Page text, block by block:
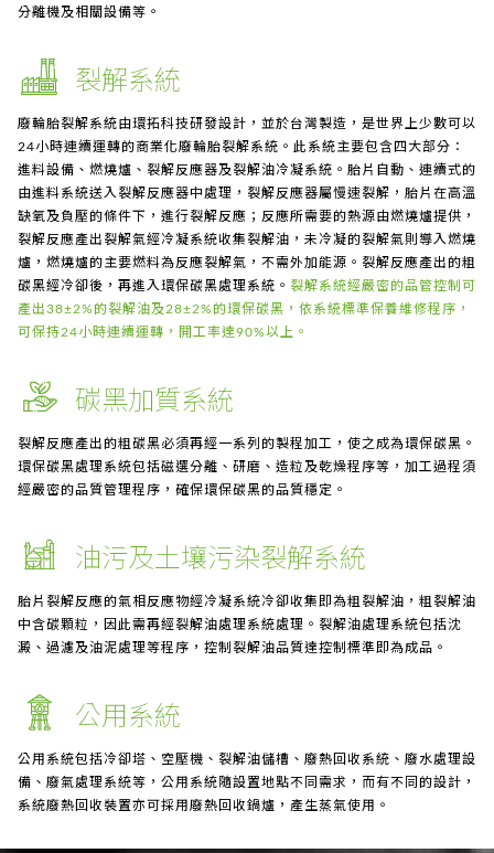
企業專區
聯絡我們
分離機及相關設備等。
裂解系統
廢輪胎裂解系統由環拓科技研發設計，並於台灣製造，是世界上少數可以
24小時連續運轉的商業化廢輪胎裂解系統。此系統主要包含四大部分：
進料設備、燃燒爐、裂解反應器及裂解油冷凝系統。胎片自動、連續式的
由進料系統送入裂解反應器中處理，裂解反應器屬慢速裂解，胎片在高溫
缺氧及負壓的條件下，進行裂解反應；反應所需要的熱源由燃燒爐提供，
裂解反應產出裂解氣經冷凝系統收集裂解油，未冷凝的裂解氣則導入燃燒
爐，燃燒爐的主要燃料為反應裂解氣，不需外加能源。裂解反應產出的粗
碳黑經冷卻後，再進入環保碳黑處理系統。 裂解系統經嚴密的品管控制可
產出38±2%的裂解油及28±2%的環保碳黑，依系統標準保養維修程序，
可保持24小時連續運轉，開工率達90%以上。
碳黑加質系統
裂解反應產出的粗碳黑必須再經一系列的製程加工，使之成為環保碳黑。
環保碳黑處理系統包括磁選分離、研磨、造粒及乾燥程序等，加工過程須
經嚴密的品質管理程序，確保環保碳黑的品質穩定。
油污及土壤污染裂解系統
胎片裂解反應的氣相反應物經冷凝系統冷卻收集即為粗裂解油，粗裂解油
中含碳顆粒，因此需再經裂解油處理系統處理。裂解油處理系統包括沈
澱、過濾及油泥處理等程序，控制裂解油品質達控制標準即為成品。
公用系統
公用系統包括冷卻塔、空壓機、裂解油儲槽、廢熱回收系統、廢水處理設
備、廢氣處理系統等，公用系統隨設置地點不同需求，而有不同的設計，
系統廢熱回收裝置亦可採用廢熱回收鍋爐，產生蒸氣使用。